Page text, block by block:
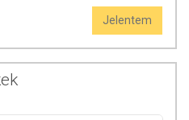
levő európai uniós szabályozás
amelyek a hagyományos étrend
kiegészítők kedvező élettani
Jelentem